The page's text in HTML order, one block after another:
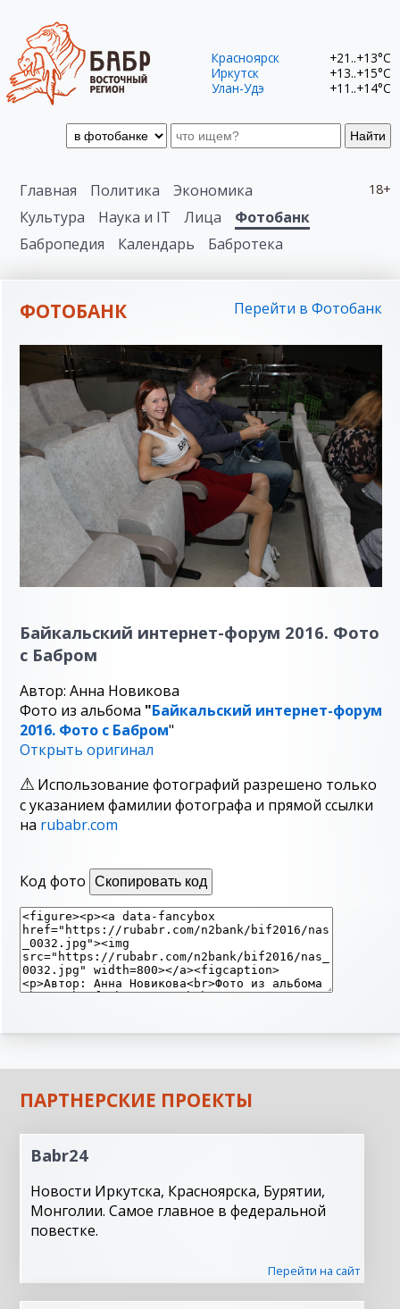
Найти
Красноярск
+21..+13°C
Иркутск
+13..+15°C
Улан-Удэ
+11..+14°C
18+
Главная Политика
Экономика
Культура
Наука и IT Лица
Фотобанк
Бабропедия
Календарь Бабротека
ФОТОБАНК Перейти в Фотобанк
Байкальский интернет-форум 2016. Фото
с Бабром
Автор: Анна Новикова
Фото из альбома "Байкальский интернет-форум
2016. Фото с Бабром"
Открыть оригинал
Использование фотографий разрешено только
с указанием фамилии фотографа и прямой ссылки
на rubabr.com
Код фото Скопировать код
ПАРТНЕРСКИЕ ПРОЕКТЫ
Babr24
Новости Иркутска, Красноярска, Бурятии,
Монголии. Самое главное в федеральной
повестке.
Перейти на сайт